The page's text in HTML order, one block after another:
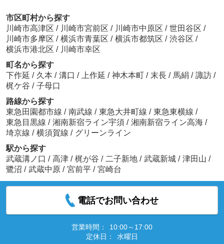
市区町村から探す
川崎市高津区 / 川崎市宮前区 / 川崎市中原区 / 世田谷区 /
川崎市多摩区 / 横浜市青葉区 / 横浜市都筑区 / 渋谷区 /
横浜市港北区 / 川崎市幸区
町名から探す
下作延 / 久本 / 溝口 / 上作延 / 神木本町 / 末長 / 馬絹 / 諏訪 /
梶ケ谷 / 子母口
路線から探す
東急田園都市線 / 南武線 / 東急大井町線 / 東急東横線 /
東急目黒線 / 湘南新宿ライン宇須 / 湘南新宿ライン高海 /
埼京線 / 横須賀線 / グリーンライン
駅から探す
武蔵溝ノ口 / 高津 / 梶が谷 / 二子新地 / 武蔵新城 / 津田山 /
鷺沼 / 武蔵中原 / 宮前平 / 宮崎台
電話でお問い合わせ
営業時間：
10:00～17:00
定休日：
水曜日